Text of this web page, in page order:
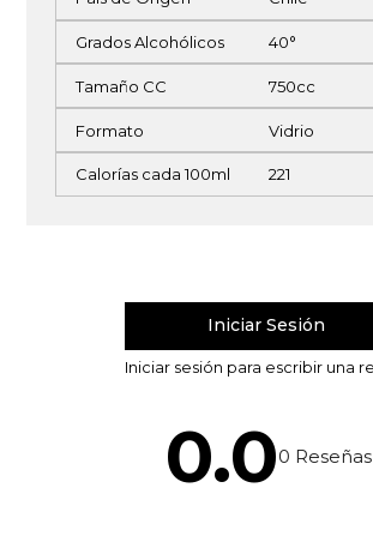
Grados Alcohólicos 40°
Tamaño CC 750cc
Formato Vidrio
Calorías cada 100ml 221
0.00 Reseñas